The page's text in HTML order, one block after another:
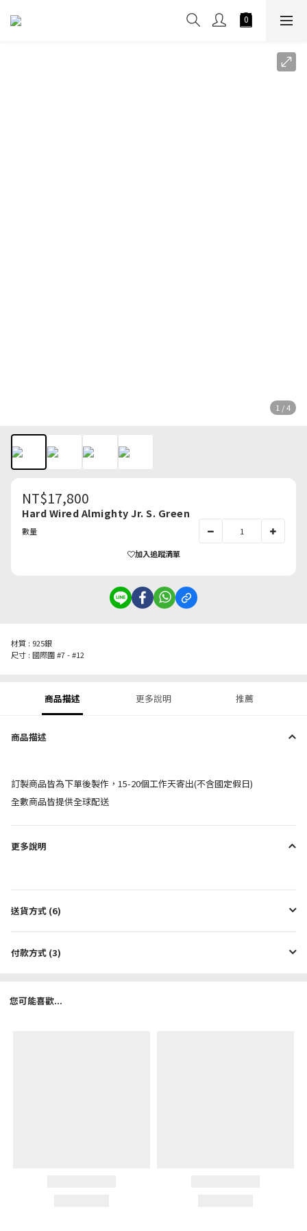
1 / 4
NT$17,800
Hard Wired Almighty Jr. S. Green
數量
加入追蹤清單
材質 : 925銀
尺寸 : 國際圍 #7 - #12
商品描述 更多說明 推薦
商品描述
訂製商品皆為下單後製作，15-20個工作天寄出(不含國定假日)
全數商品皆提供全球配送
更多說明
送貨方式 (6)
付款方式 (3)
您可能喜歡...